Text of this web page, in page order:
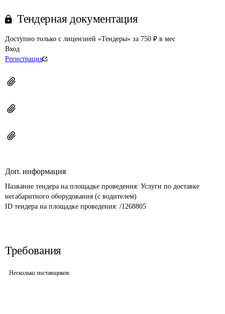
Тендерная документация
Доступно только с лицензией «Тендеры» за 750 ₽ в мес
Вход
Регистрация
Доп. информация
Название тендера на площадке проведения: Услуги по доставке
негабаритного оборудования (с водителем)
ID тендера на площадке проведения: /1268805
Требования
Несколько поставщиков